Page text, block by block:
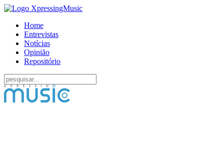
Home
Entrevistas
Notícias
Opinião
Repositório